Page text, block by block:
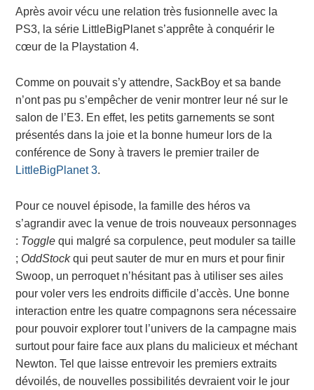
Après avoir vécu une relation très fusionnelle avec la
PS3, la série LittleBigPlanet s’apprête à conquérir le
cœur de la Playstation 4.
Comme on pouvait s’y attendre, SackBoy et sa bande
n’ont pas pu s’empêcher de venir montrer leur né sur le
salon de l’E3. En effet, les petits garnements se sont
présentés dans la joie et la bonne humeur lors de la
conférence de Sony à travers le premier trailer de
LittleBigPlanet 3.
Pour ce nouvel épisode, la famille des héros va
s’agrandir avec la venue de trois nouveaux personnages
: Toggle qui malgré sa corpulence, peut moduler sa taille
; OddStockqui peut sauter de mur en murs et pour finir
Swoop, un perroquet n’hésitant pas à utiliser ses ailes
pour voler vers les endroits difficile d’accès. Une bonne
interaction entre les quatre compagnons sera nécessaire
pour pouvoir explorer tout l’univers de la campagne mais
surtout pour faire face aux plans du malicieux et méchant
Newton. Tel que laisse entrevoir les premiers extraits
dévoilés, de nouvelles possibilités devraient voir le jour